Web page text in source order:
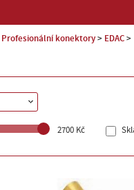
Profesionální konektory EDAC
2700 Kč